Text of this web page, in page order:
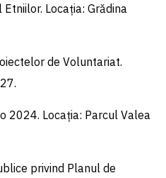
Locația: Grădina
de Voluntariat.
2024. Locația: Parcul Valea
privind Planul de